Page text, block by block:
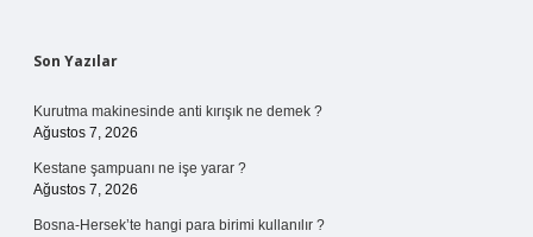
Sidebar
Son Yazılar
Kurutma makinesinde anti kırışık ne demek ?
Ağustos 7, 2026
Kestane şampuanı ne işe yarar ?
Ağustos 7, 2026
Bosna-Hersek’te hangi para birimi kullanılır ?